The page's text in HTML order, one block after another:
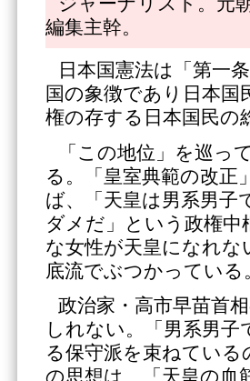
編集主幹。
日本国憲法は「第一
国の象徴であり日本
権の存する日本国民の
「この地位」を巡っ
る。「皇室典範の改正
ば、「天皇は男系男子
ダメだ」という政権
な女性が天皇になれ
底流でぶつかっている
政治家・高市早苗首
しれない。「男系男
る保守派を束ねている